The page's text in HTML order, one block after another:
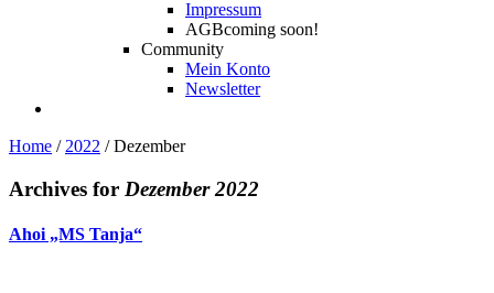
Impressum
AGBcoming soon!
Community
Mein Konto
Newsletter
Home / 2022 /Dezember
Archives for Dezember 2022
Ahoi „MS Tanja“